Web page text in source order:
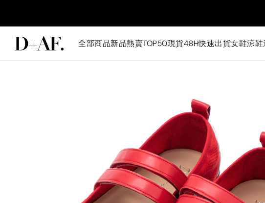
全部商品新品熱賣TOP50現貨48H快速出貨女鞋涼鞋